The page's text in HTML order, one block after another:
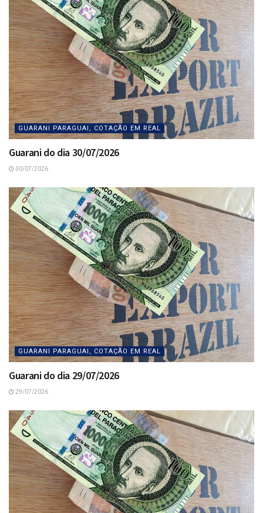
GUARANI PARAGUAI, COTAÇÃO EM REAL
Guarani do dia 30/07/2026
30/07/2026
GUARANI PARAGUAI, COTAÇÃO EM REAL
Guarani do dia 29/07/2026
29/07/2026